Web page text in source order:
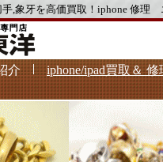
手,象牙を高価買取！iphone 修理
介
iphone/ipad買取＆ 修